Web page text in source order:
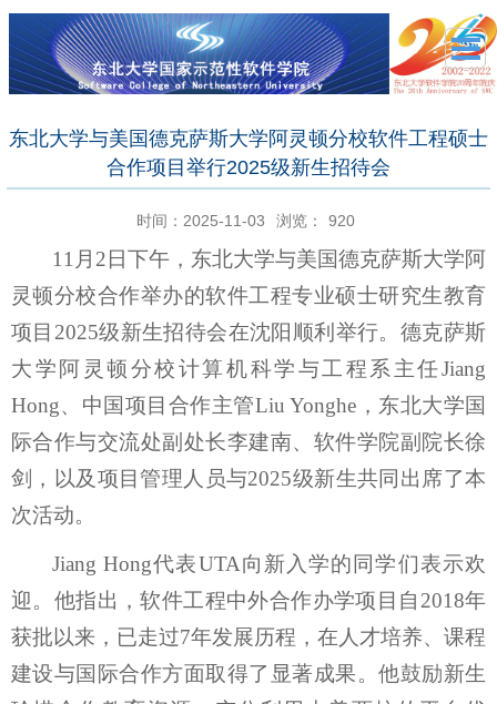
东北大学与美国德克萨斯大学阿灵顿分校软件工程硕士
合作项目举行2025级新生招待会
时间：2025-11-03 浏览： 920
11 月 2 日下午，东北大学与美国德克萨斯大学阿
灵顿分校合作举办的软件工程专业硕士研究生教育
项目 2025级新生招待会在沈阳顺利举行。德克萨斯
大学阿灵顿分校计算机科学与工程系主任Jiang
Hong、中国项目合作主管Liu Yonghe ，东北大学国
际合作与交流处副处长李建南、软件学院副院长徐
剑，以及项目管理人员与2025级新生共同出席了本
次活动。
Jiang Hong代表UTA向新入学的同学们表示欢
迎。他指出，软件工程中外合作办学项目自 2018年
获批以来，已走过7年发展历程，在人才培养、课程
建设与国际合作方面取得了显著成果。他鼓励新生